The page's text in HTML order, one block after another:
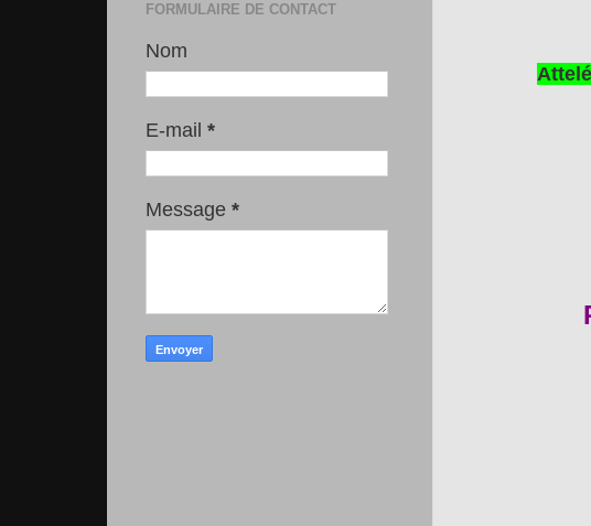
FORMULAIRE DE CONTACT
Nom
E-mail *
Message *